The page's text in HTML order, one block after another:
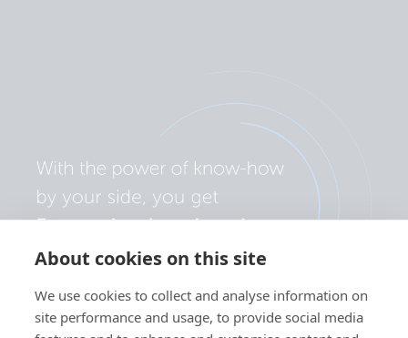
About cookies on this site
We use cookies to collect and analyse information on
site performance and usage, to provide social media